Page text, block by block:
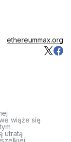
ethereummax.org
wiąże się
utratą